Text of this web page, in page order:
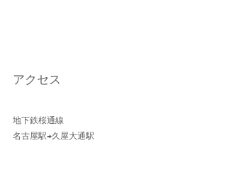
アクセス
地下鉄桜通線
名古屋駅→久屋大通駅